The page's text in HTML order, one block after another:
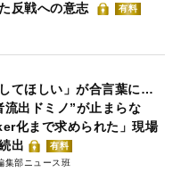
反戦への意志
有料
してほしい」が合言葉に…
流出ドミノ”が止まらな
化まで求められた」現場
出
有料
集部ニュース班